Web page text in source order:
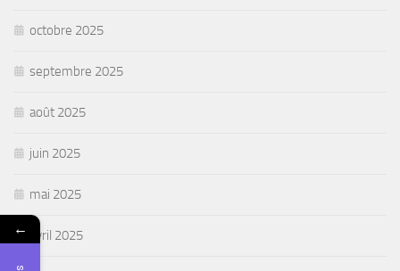
octobre 2025
septembre 2025
août 2025
juin 2025
mai 2025
avril 2025
←